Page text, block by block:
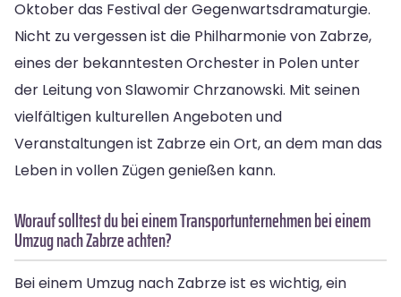
Oktober das Festival der Gegenwartsdramaturgie.
Nicht zu vergessen ist die Philharmonie von Zabrze,
eines der bekanntesten Orchester in Polen unter
der Leitung von Slawomir Chrzanowski. Mit seinen
vielfältigen kulturellen Angeboten und
Veranstaltungen ist Zabrze ein Ort, an dem man das
Leben in vollen Zügen genießen kann.
Worauf solltest du bei einem Transportunternehmen bei einem
Umzug nach Zabrze achten?
Bei einem Umzug nach Zabrze ist es wichtig, ein